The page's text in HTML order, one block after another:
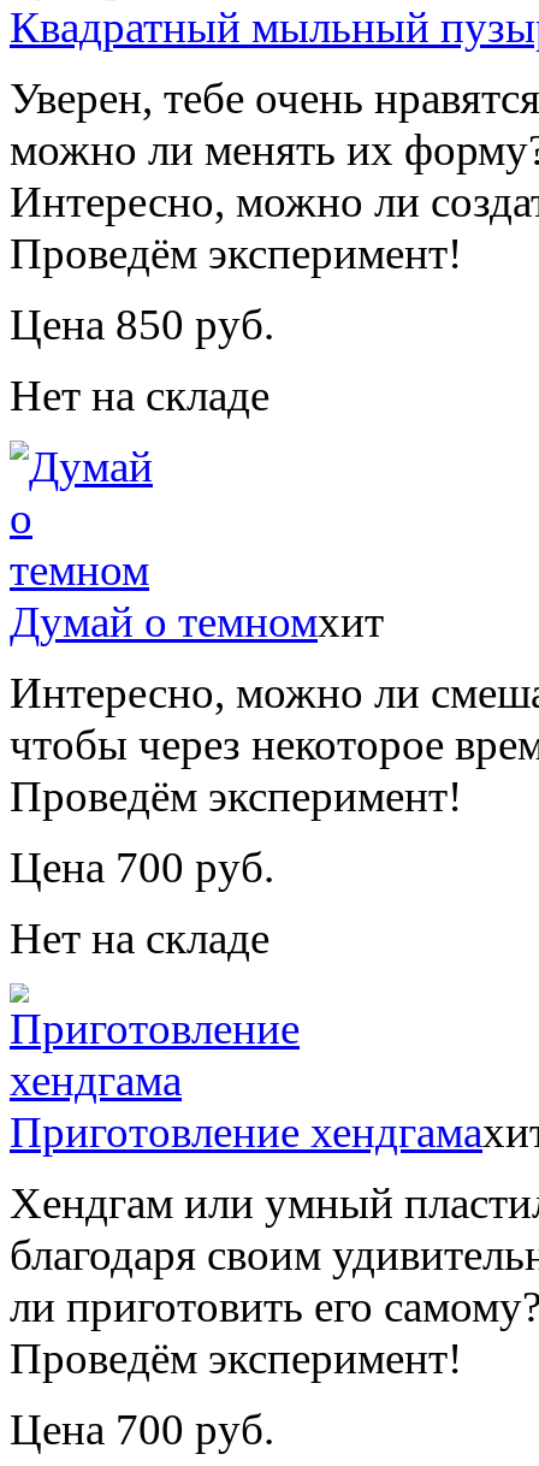
Квадратный мыльный
Уверен, тебе очень
можно ли менять их
Интересно, можно ли
Проведём эксперимент!
Цена 850 руб.
Нет на складе
Думай о темномхит
Интересно, можно ли
чтобы через некоторое
Проведём эксперимент!
Цена 700 руб.
Нет на складе
Приготовление хендгама
Хендгам или умный
благодаря своим
ли приготовить его
Проведём эксперимент!
Цена 700 руб.